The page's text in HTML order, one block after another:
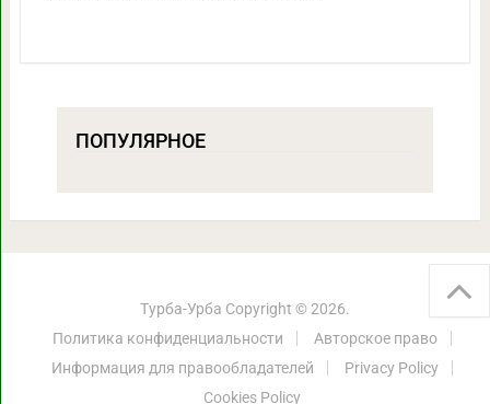
ПОПУЛЯРНОЕ
Турба-Урба Copyright © 2026.
Политика конфиденциальности
Авторское право
Информация для правообладателей
Privacy Policy
Cookies Policy